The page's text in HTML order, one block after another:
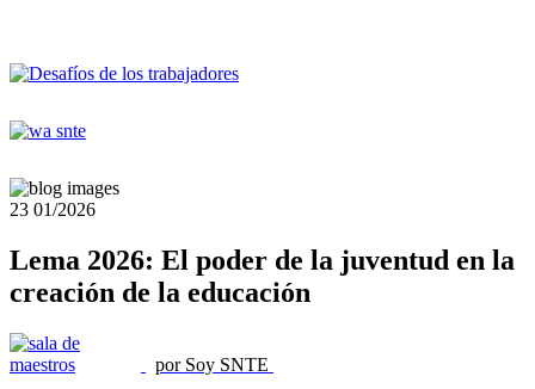
23 01/2026
Lema 2026: El poder de la juventud en la
creación de la educación
por Soy SNTE